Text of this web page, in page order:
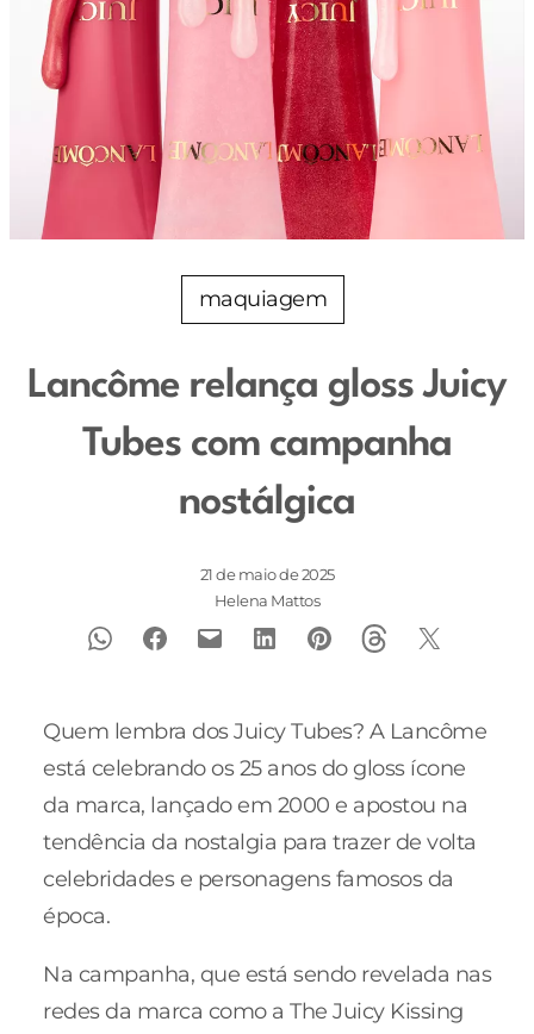
maquiagem
Lancôme relança gloss Juicy
Tubes com campanha
nostálgica
21 de maio de 2025
Helena Mattos
Quem lembra dos Juicy Tubes? A Lancôme
está celebrando os 25 anos do gloss ícone
da marca, lançado em 2000 e apostou na
tendência da nostalgia para trazer de volta
celebridades e personagens famosos da
época.
Na campanha, que está sendo revelada nas
redes da marca como a The Juicy Kissing